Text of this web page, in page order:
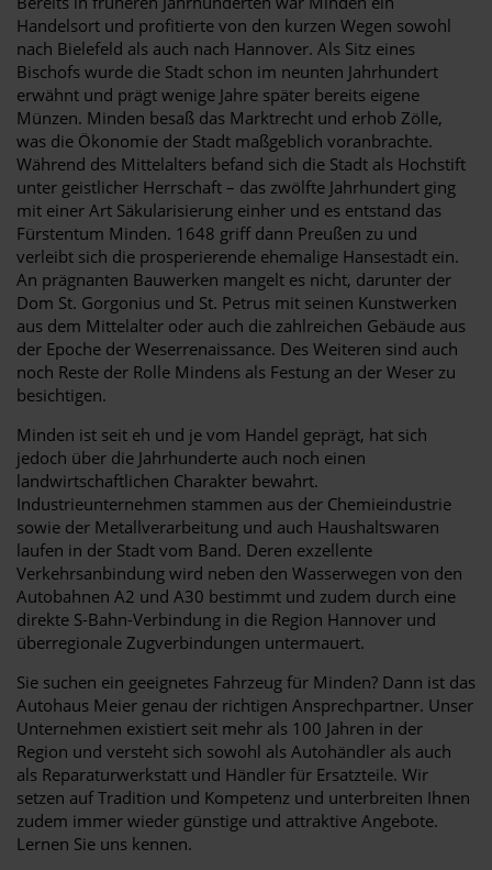
Handelsort und profitierte von den kurzen Wegen sowohl
nach Bielefeld als auch nach Hannover. Als Sitz eines
Bischofs wurde die Stadt schon im neunten Jahrhundert
erwähnt und prägt wenige Jahre später bereits eigene
Münzen. Minden besaß das Marktrecht und erhob Zölle,
was die Ökonomie der Stadt maßgeblich voranbrachte.
Während des Mittelalters befand sich die Stadt als Hochstift
unter geistlicher Herrschaft – das zwölfte Jahrhundert ging
mit einer Art Säkularisierung einher und es entstand das
Fürstentum Minden. 1648 griff dann Preußen zu und
verleibt sich die prosperierende ehemalige Hansestadt ein.
An prägnanten Bauwerken mangelt es nicht, darunter der
Dom St. Gorgonius und St. Petrus mit seinen Kunstwerken
aus dem Mittelalter oder auch die zahlreichen Gebäude aus
der Epoche der Weserrenaissance. Des Weiteren sind auch
noch Reste der Rolle Mindens als Festung an der Weser zu
besichtigen.
Minden ist seit eh und je vom Handel geprägt, hat sich
jedoch über die Jahrhunderte auch noch einen
landwirtschaftlichen Charakter bewahrt.
Industrieunternehmen stammen aus der Chemieindustrie
sowie der Metallverarbeitung und auch Haushaltswaren
laufen in der Stadt vom Band. Deren exzellente
Verkehrsanbindung wird neben den Wasserwegen von den
Autobahnen A2 und A30 bestimmt und zudem durch eine
direkte S-Bahn-Verbindung in die Region Hannover und
überregionale Zugverbindungen untermauert.
Sie suchen ein geeignetes Fahrzeug für Minden? Dann ist das
Autohaus Meier genau der richtigen Ansprechpartner. Unser
Unternehmen existiert seit mehr als 100 Jahren in der
Region und versteht sich sowohl als Autohändler als auch
als Reparaturwerkstatt und Händler für Ersatzteile. Wir
setzen auf Tradition und Kompetenz und unterbreiten Ihnen
zudem immer wieder günstige und attraktive Angebote.
Lernen Sie uns kennen.